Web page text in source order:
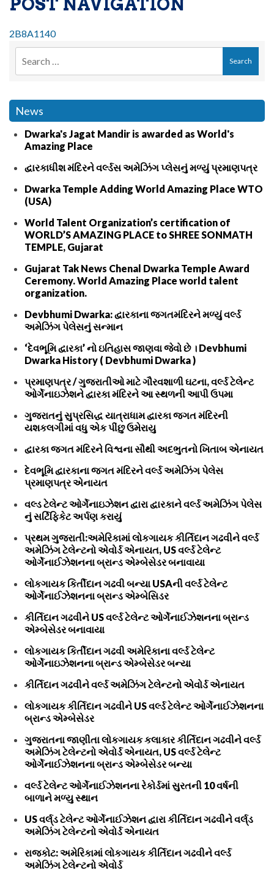
2B8A1140
News
Dwarka's Jagat Mandir is awarded as World's
Amazing Place
દ્વારકાધીશ મંદિરને વર્લ્ડસ અમેઝિંગ પ્લેસનું મળ્યું પ્રમાણપત્ર
Dwarka Temple Adding World Amazing Place WTO
(USA)
World Talent Organization’s certification of
WORLD’S AMAZING PLACE to SHREE SONMATH
TEMPLE, Gujarat
Gujarat Tak News Chenal Dwarka Temple Award
Ceremony. World Amazing Place world talent
organization.
Devbhumi Dwarka: દ્વારકાના જગતમંદિરને મળ્યું વર્લ્ડ
અમેઝિંગ પેલેસનું સન્માન
‘દેવભૂમિ દ્વારકા’ નો ઇતિહાસ જાણવા જેવો છે । Devbhumi
Dwarka History ( Devbhumi Dwarka )
પ્રમાણપત્ર / ગુજરાતીઓ માટે ગૌરવશાળી ઘટના, વર્લ્ડ ટેલેન્ટ
ઓર્ગેનાઇઝેશને દ્વારકા મંદિરને આ સ્થળની આપી ઉપમા
ગુજરાતનું સુપ્રસિદ્ધ યાત્રાધામ દ્વારકા જગત મંદિરની
યશકલગીમાં વધુ એક પીંછુ ઉમેરાયુ
દ્વારકા જગત મંદિરને વિશ્વના સૌથી અદભુતનો ખિતાબ એનાયત
દેવભૂમિ દ્વારકાના જગત મંદિરને વર્લ્ડ અમેઝિંગ પેલેસ
પ્રમાણપત્ર એનાયત
વલ્ડ ટેલેન્ટ ઓર્ગેનાઇઝેશન દ્વારા દ્વારકાને વર્લ્ડ અમેઝિંગ પેલેસ
નું સર્ટિફિકેટ અર્પણ કરાયું
પ્રથમ ગુજરાતી:અમેરિકામાં લોકગાયક કીર્તિદાન ગઢવીને વર્લ્ડ
અમેઝિંગ ટેલેન્ટનો એવોર્ડ એનાયત, US વર્લ્ડ ટેલેન્ટ
ઓર્ગેનાઈઝેશનના બ્રાન્ડ એમ્બેસેડર બનાવાયા
લોકગાયક કિર્તીદાન ગઢવી બન્યા USAની વર્લ્ડ ટેલેન્ટ
ઓર્ગેનાઈઝેશનના બ્રાન્ડ એમ્બેસિડર
કીર્તિદાન ગઢવીને US વર્લ્ડ ટેલેન્ટ ઓર્ગેનાઈઝેશનના બ્રાન્ડ
એમ્બેસેડર બનાવાયા
લોકગાયક કિર્તીદાન ગઢવી અમેરિકાના વર્લ્ડ ટેલેન્ટ
ઓર્ગેનાઇઝેશનના બ્રાન્ડ એમ્બેસેડર બન્યા
કીર્તિદાન ગઢવીને વર્લ્ડ અમેઝિંગ ટેલેન્ટનો એવોર્ડ એનાયત
લોકગાયક કીર્તિદાન ગઢવીને US વર્લ્ડ ટેલેન્ટ ઓર્ગેનાઈઝેશનના
બ્રાન્ડ એમ્બેસેડર
ગુજરાતના જાણીતા લોકગાયક કલાકાર કીર્તિદાન ગઢવીને વર્લ્ડ
અમેઝિંગ ટેલેન્ટનો એવોર્ડ એનાયત, US વર્લ્ડ ટેલેન્ટ
ઓર્ગેનાઈઝેશનના બ્રાન્ડ એમ્બેસેડર બન્યા
વર્લ્ડ ટેલેન્ટ ઓર્ગેનાઈઝેશનના રેકોર્ડમાં સુરતની 10 વર્ષની
બાળાને મળ્યુ સ્થાન
US વર્લ્‌ડ ટેલેન્ટ ઓર્ગેનાઈઝેશન દ્વારા કીર્તિદાન ગઢવીને વર્લ્‌ડ
અમેઝિંગ ટેલેન્ટનો એવોર્ડ એનાયત
રાજકોટ: અમેરિકામાં લોકગાયક કીર્તિદાન ગઢવીને વર્લ્ડ
અમેઝિંગ ટેલેન્ટનો એવોર્ડ